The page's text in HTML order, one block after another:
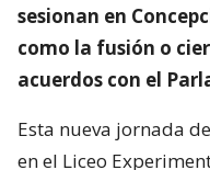
sesionan en
como la fusión o
acuerdos con el
Esta nueva jornada
en el Liceo